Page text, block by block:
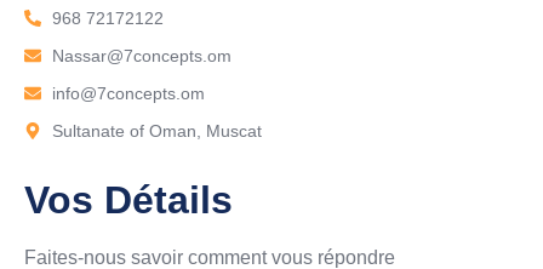
968 72172122
Nassar@7concepts.om
info@7concepts.om
Sultanate of Oman, Muscat
Vos Détails
Faites-nous savoir comment vous répondre